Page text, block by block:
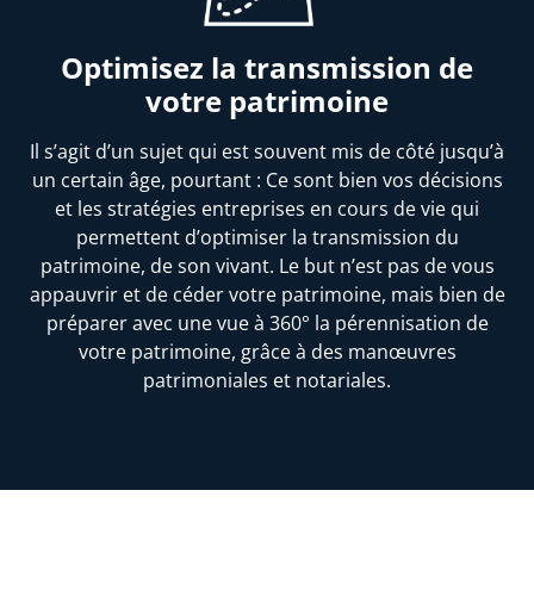
Optimisez la transmission de
votre patrimoine
Il s’agit d’un sujet qui est souvent mis de côté jusqu’à
un certain âge, pourtant : Ce sont bien vos décisions
et les stratégies entreprises en cours de vie qui
permettent d’optimiser la transmission du
patrimoine, de son vivant. Le but n’est pas de vous
appauvrir et de céder votre patrimoine, mais bien de
préparer avec une vue à 360° la pérennisation de
votre patrimoine, grâce à des manœuvres
patrimoniales et notariales.